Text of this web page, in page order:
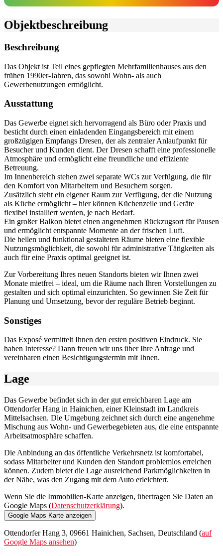
Objekt­beschreibung
Beschreibung
Das Objekt ist Teil eines gepflegten Mehrfamilienhauses aus den
frühen 1990er-Jahren, das sowohl Wohn- als auch
Gewerbenutzungen ermöglicht.
Ausstattung
Das Gewerbe eignet sich hervorragend als Büro oder Praxis und
besticht durch einen einladenden Eingangsbereich mit einem
großzügigen Empfangs Dresen, der als zentraler Anlaufpunkt für
Besucher und Kunden dient. Der Dresen schafft eine professionelle
Atmosphäre und ermöglicht eine freundliche und effiziente
Betreuung.
Im Innenbereich stehen zwei separate WCs zur Verfügung, die für
den Komfort von Mitarbeitern und Besuchern sorgen.
Zusätzlich steht ein eigener Raum zur Verfügung, der die Nutzung
als Küche ermöglicht – hier können Küchenzeile und Geräte
flexibel installiert werden, je nach Bedarf.
Ein großer Balkon bietet einen angenehmen Rückzugsort für Pausen
und ermöglicht entspannte Momente an der frischen Luft.
Die hellen und funktional gestalteten Räume bieten eine flexible
Nutzungsmöglichkeit, die sowohl für administrative Tätigkeiten als
auch für eine Praxis optimal geeignet ist.
Zur Vorbereitung Ihres neuen Standorts bieten wir Ihnen zwei
Monate mietfrei – ideal, um die Räume nach Ihren Vorstellungen zu
gestalten und sich optimal einzurichten. So gewinnen Sie Zeit für
Planung und Umsetzung, bevor der reguläre Betrieb beginnt.
Sonstiges
Das Exposé vermittelt Ihnen den ersten positiven Eindruck. Sie
haben Interesse? Dann freuen wir uns über Ihre Anfrage und
vereinbaren einen Besichtigungstermin mit Ihnen.
Lage
Das Gewerbe befindet sich in der gut erreichbaren Lage am
Ottendorfer Hang in Hainichen, einer Kleinstadt im Landkreis
Mittelsachsen. Die Umgebung zeichnet sich durch eine angenehme
Mischung aus Wohn- und Gewerbegebieten aus, die eine entspannte
Arbeitsatmosphäre schaffen.
Die Anbindung an das öffentliche Verkehrsnetz ist komfortabel,
sodass Mitarbeiter und Kunden den Standort problemlos erreichen
können. Zudem bietet die Lage ausreichend Parkmöglichkeiten in
der Nähe, was den Zugang mit dem Auto erleichtert.
Wenn Sie die Immobilien-Karte anzeigen, übertragen Sie Daten an
Google Maps (Datenschutzerklärung).
Google Maps Karte anzeigen
Ottendorfer Hang 3, 09661 Hainichen, Sachsen, Deutschland (auf
Google Maps ansehen)